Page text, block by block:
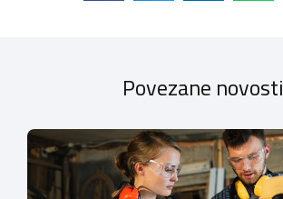
Povezane novosti